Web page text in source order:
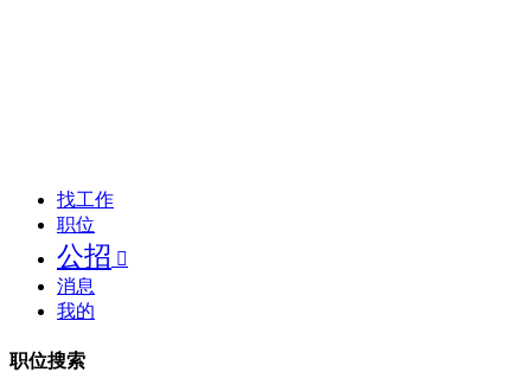
找工作
职位
公招 
消息
我的
职位搜索